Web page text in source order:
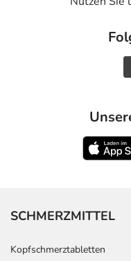
SCHMERZMITTEL
Kopfschmerztabletten